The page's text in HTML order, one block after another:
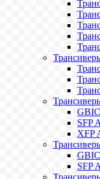
SFP
XFP
SFP